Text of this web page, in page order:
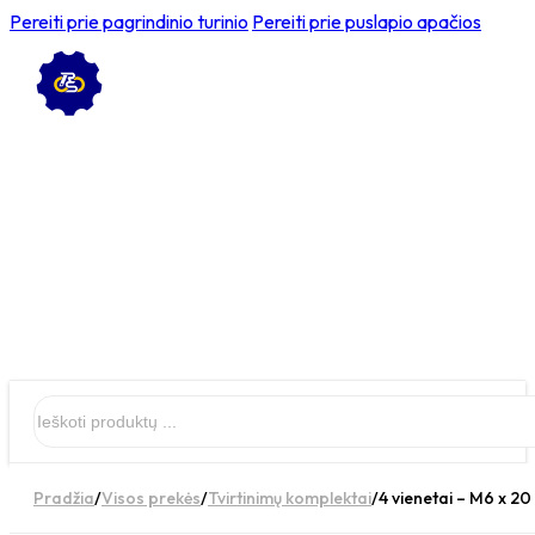
Pereiti prie pagrindinio turinio Pereiti prie puslapio apačios
Pradžia/Visos prekės/Tvirtinimų komplektai/4 vienetai – M6 x